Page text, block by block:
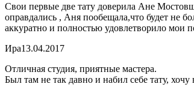
Свои первые две тату доверила Ане
оправдались , Аня пообещала,что будет не
аккуратно и полностью удовлетворило мои
Ира13.04.2017
Отличная студия, приятные мастера.
Был там не так давно и набил себе тату,